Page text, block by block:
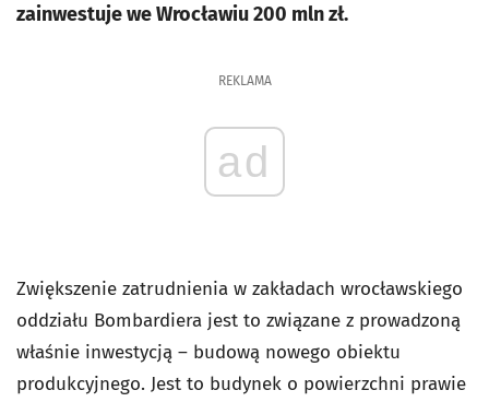
zainwestuje we Wrocławiu 200 mln zł.
REKLAMA
ad
Zwiększenie zatrudnienia w zakładach wrocławskiego
oddziału Bombardiera jest to związane z prowadzoną
właśnie inwestycją – budową nowego obiektu
produkcyjnego. Jest to budynek o powierzchni prawie